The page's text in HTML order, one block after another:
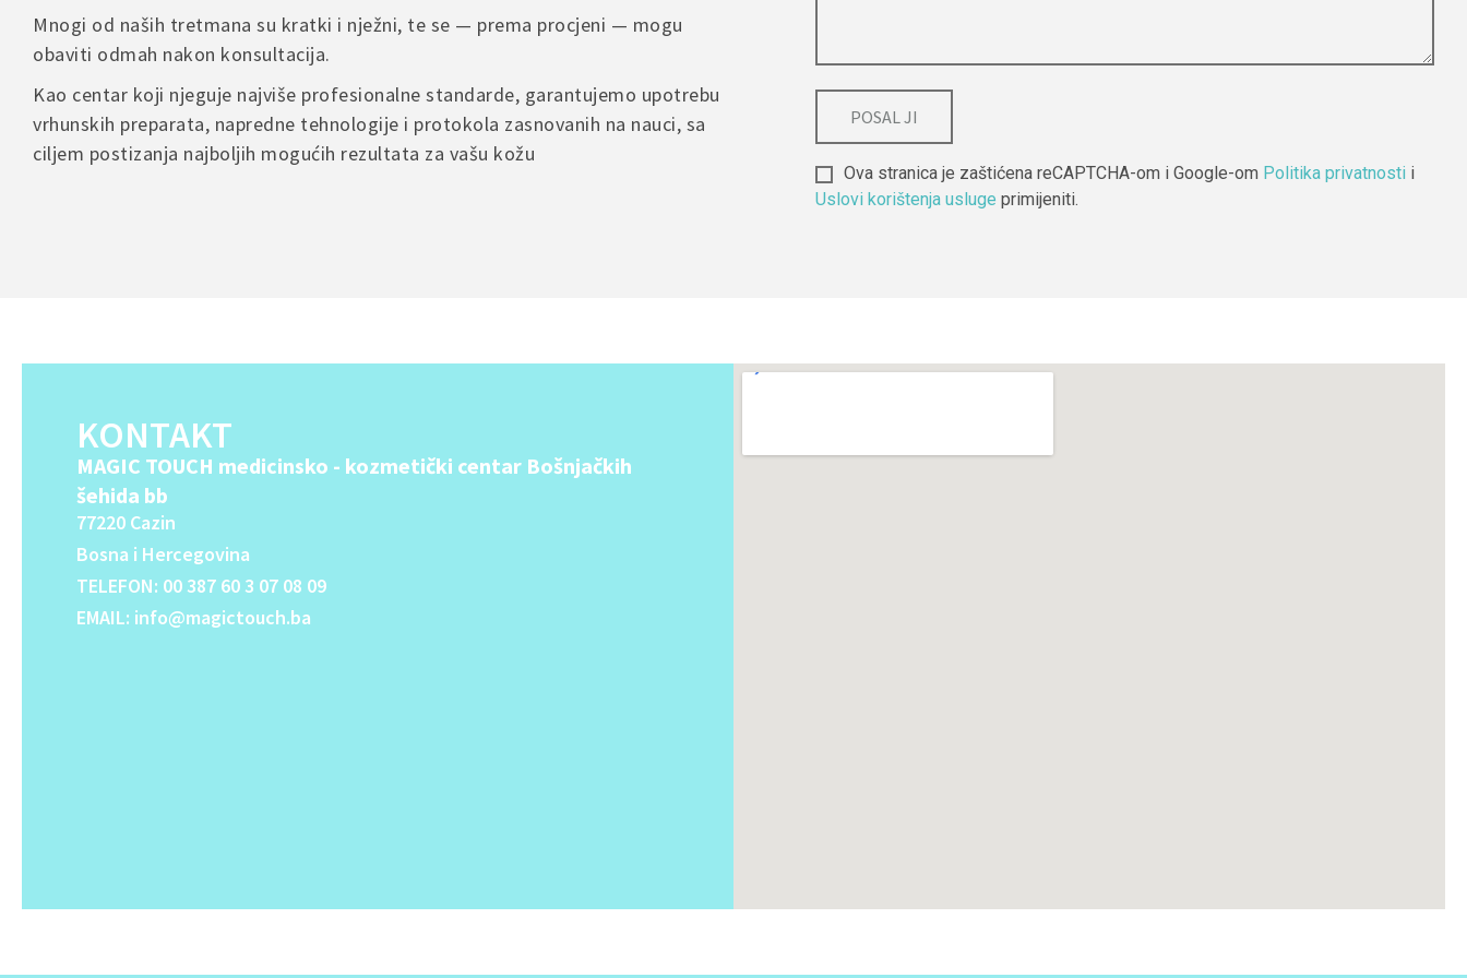
A
l
t
e
Mnogi od naših tretmana su kratki i nježni, te se — prema procjeni — mogu
obaviti odmah nakon konsultacija.
Kao centar koji njeguje najviše profesionalne standarde, garantujemo upotrebu
vrhunskih preparata, napredne tehnologije i protokola zasnovanih na nauci, sa
ciljem postizanja najboljih mogućih rezultata za vašu kožu
Ova stranica je zaštićena reCAPTCHA-om i Google-om Politika privatnosti i
Uslovi korištenja usluge primijeniti.
KONTAKT
MAGIC TOUCH medicinsko - kozmetički centar Bošnjačkih
šehida bb
77220 Cazin
Bosna i Hercegovina
TELEFON: 00 387 60 3 07 08 09
EMAIL: info@magictouch.ba